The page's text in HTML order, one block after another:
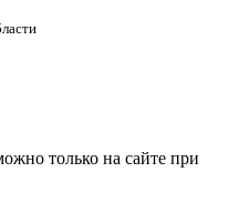
только на сайте при